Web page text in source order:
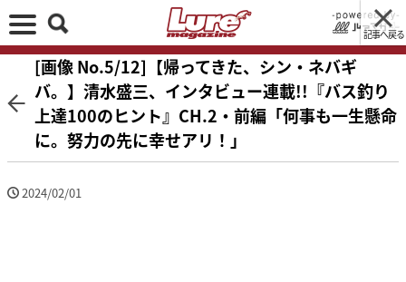
記事へ戻る
[画像 No.5/12]【帰ってきた、シン・ネバギ
バ。】清水盛三、インタビュー連載!!『バス釣り
上達100のヒント』CH.2・前編「何事も一生懸命
に。努力の先に幸せアリ！」
2024/02/01